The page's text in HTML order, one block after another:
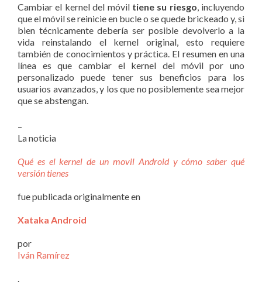
Cambiar el kernel del móvil tiene su riesgo , incluyendo
que el móvil se reinicie en bucle o se quede brickeado y, si
bien técnicamente debería ser posible devolverlo a la
vida reinstalando el kernel original, esto requiere
también de conocimientos y práctica. El resumen en una
línea es que cambiar el kernel del móvil por uno
personalizado puede tener sus beneficios para los
usuarios avanzados, y los que no posiblemente sea mejor
que se abstengan.
–
La noticia
Qué es el kernel de un movil Android y cómo saber qué
versión tienes
fue publicada originalmente en
Xataka Android
por
Iván Ramírez